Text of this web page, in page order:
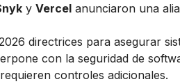
y Vercel anunciaron una
directrices para asegurar
con la seguridad de
controles adicionales.